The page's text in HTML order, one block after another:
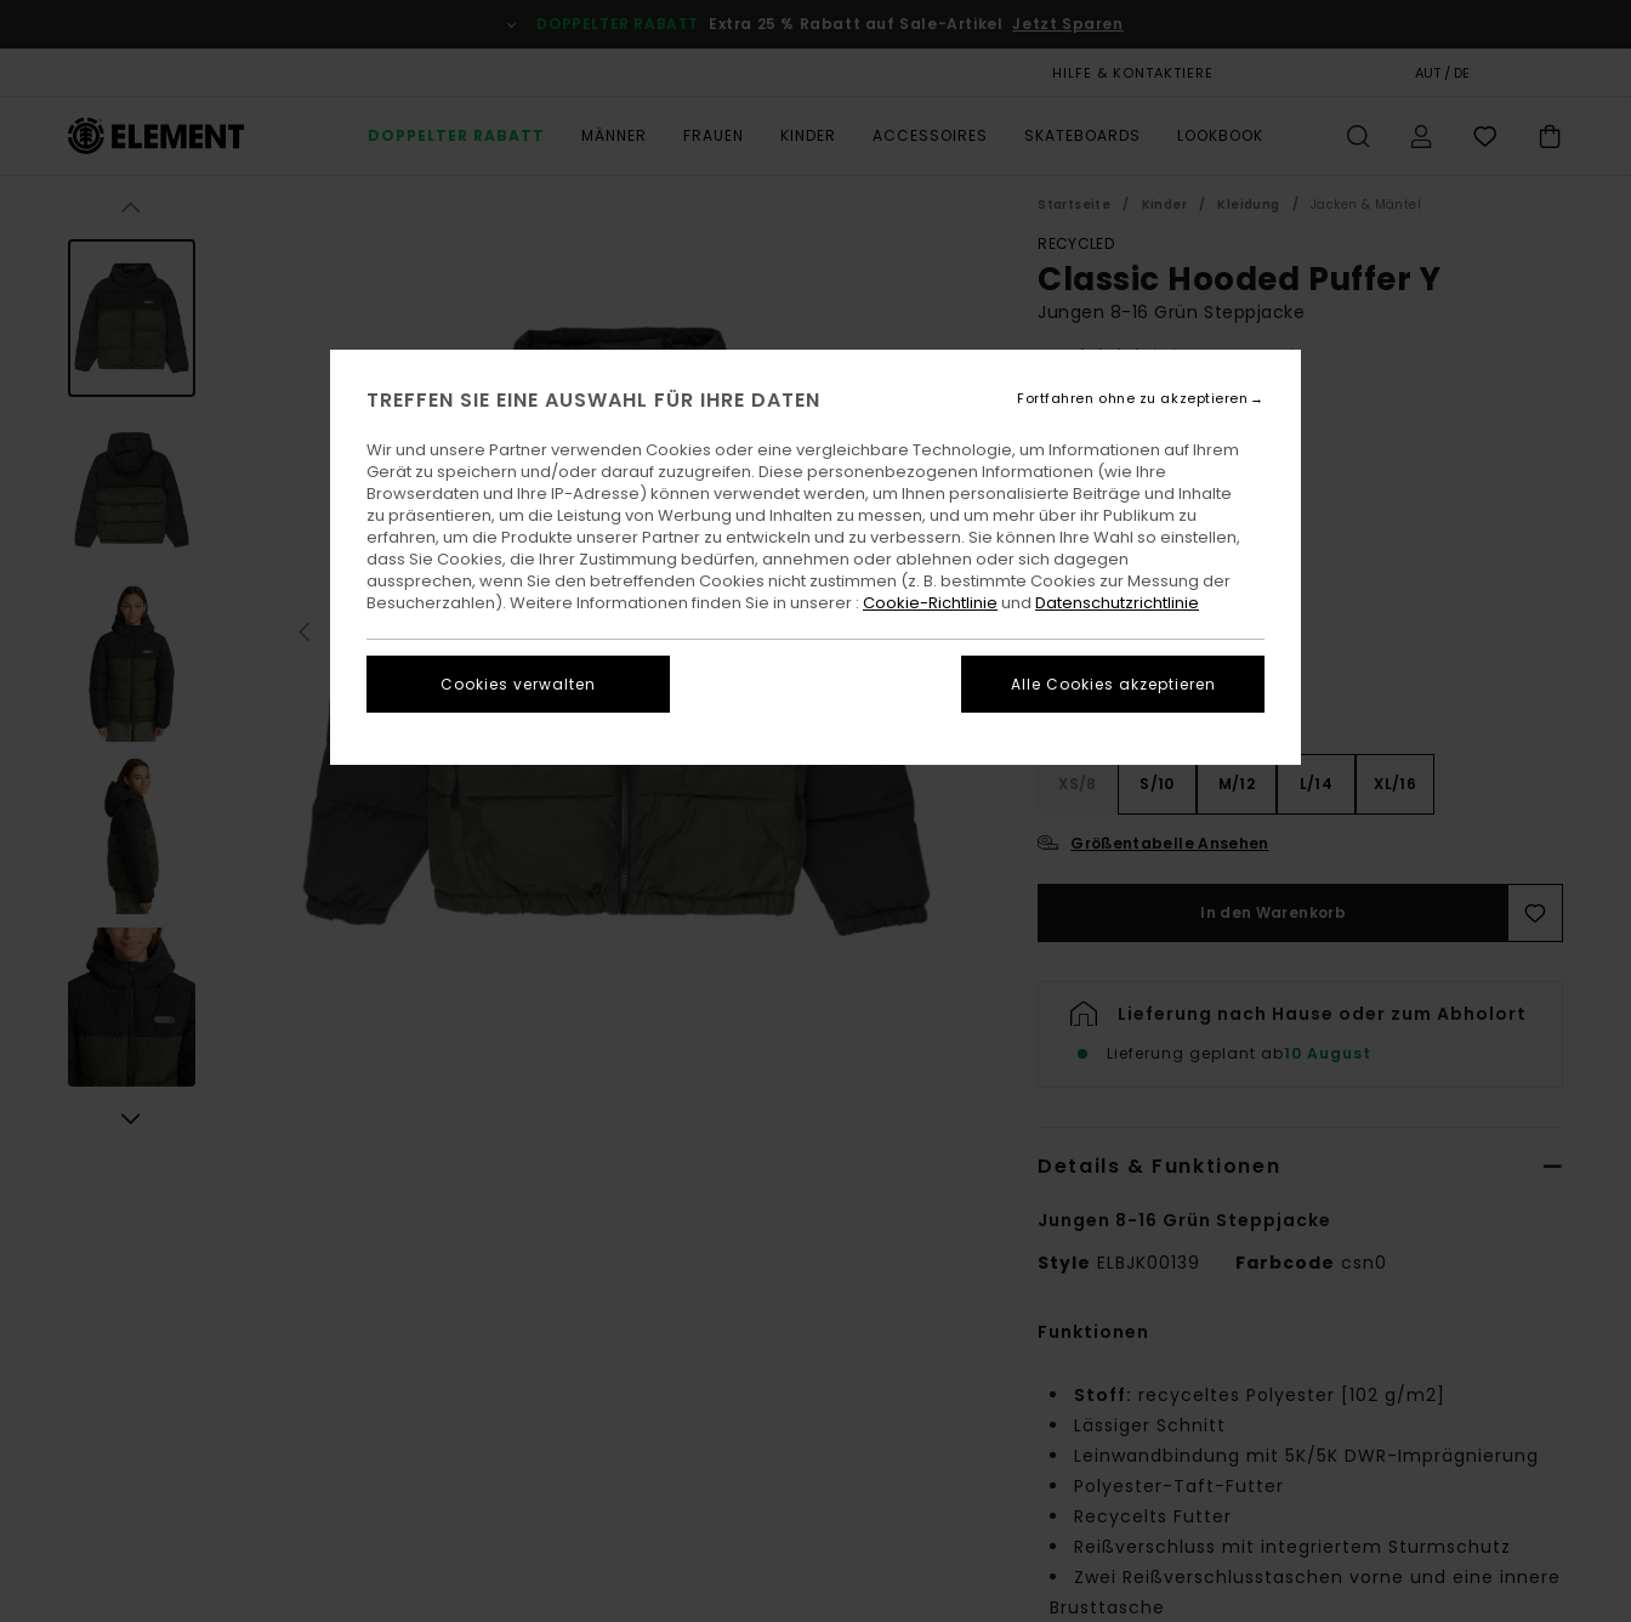
Produktinformation
DOPPELTER RABATT Extra 25 % Rabatt auf Sale-Artikel Jetzt Sparen
HILFE & KONTAKTIERE AUT / DE
DOPPELTER RABATT MÄNNER FRAUEN KINDER ACCESSOIRES SKATEBOARDS LOOKBOOK
Startseite Kinder Kleidung Jacken & Mäntel
RECYCLED
Classic Hooded Puffer Y
Jungen 8-16 Grün Steppjacke
4.6
ECO-BONUS
€ 56,25
SALE
DOPPELTER RABATT EXTRA 25 %
Farbe Forest Night
XS/8 S/10 M/12 L/14 XL/16
Größentabelle Ansehen
In den Warenkorb
Lieferung nach Hause oder zum Abholort
Lieferung geplant ab10 August
Details & Funktionen
Jungen 8-16 Grün Steppjacke
Style ELBJK00139 Farbcode csn0
Funktionen
Stoff: recyceltes Polyester [102 g/m2]
Lässiger Schnitt
Leinwandbindung mit 5K/5K DWR-Imprägnierung
Polyester-Taft-Futter
Recycelts Futter
Reißverschluss mit integriertem Sturmschutz
Zwei Reißverschlusstaschen vorne und eine innere
Brusttasche
TREFFEN SIE EINE AUSWAHL FÜR IHRE DATEN
Wir und unsere Partner verwenden Cookies oder eine vergleichbare Technologie, um Informationen auf Ihrem
Gerät zu speichern und/oder darauf zuzugreifen. Diese personenbezogenen Informationen (wie Ihre
Browserdaten und Ihre IP-Adresse) können verwendet werden, um Ihnen personalisierte Beiträge und Inhalte
zu präsentieren, um die Leistung von Werbung und Inhalten zu messen, und um mehr über ihr Publikum zu
erfahren, um die Produkte unserer Partner zu entwickeln und zu verbessern. Sie können Ihre Wahl so einstellen,
dass Sie Cookies, die Ihrer Zustimmung bedürfen, annehmen oder ablehnen oder sich dagegen
aussprechen, wenn Sie den betreffenden Cookies nicht zustimmen (z. B. bestimmte Cookies zur Messung der
Besucherzahlen). Weitere Informationen finden Sie in unserer : Cookie-Richtlinie und Datenschutzrichtlinie
Cookies verwalten
Fortfahren ohne zu akzeptieren
Alle Cookies akzeptieren